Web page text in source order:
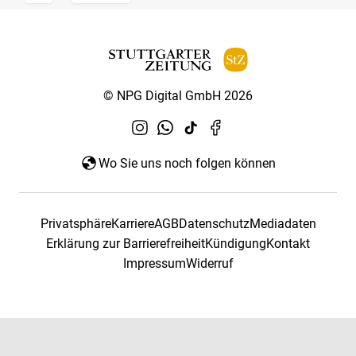
© NPG Digital GmbH 2026
Wo Sie uns noch folgen können
PrivatsphäreKarriereAGBDatenschutzMediadaten
Erklärung zur BarrierefreiheitKündigungKontakt
ImpressumWiderruf